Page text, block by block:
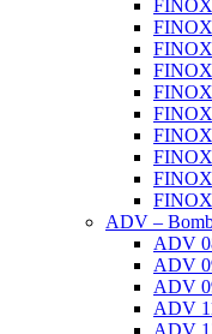
ADV –
ADV
ADV
ADV
ADV
ADV